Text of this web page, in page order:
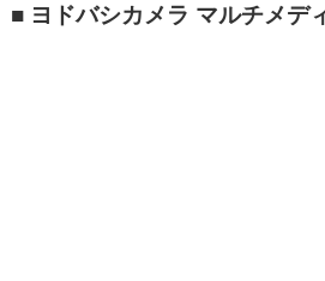
■ ヨドバシカメラ マルチメデ